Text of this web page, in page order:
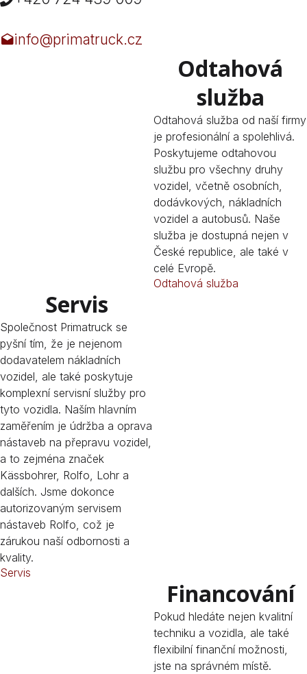
info@primatruck.cz
Odtahová
služba
Odtahová služba od naší firmy
je profesionální a spolehlivá.
Poskytujeme odtahovou
službu pro všechny druhy
vozidel, včetně osobních,
dodávkových, nákladních
vozidel a autobusů. Naše
služba je dostupná nejen v
České republice, ale také v
celé Evropě.
Odtahová služba
Servis
Společnost Primatruck se
pyšní tím, že je nejenom
dodavatelem nákladních
vozidel, ale také poskytuje
komplexní servisní služby pro
tyto vozidla. Naším hlavním
zaměřením je údržba a oprava
nástaveb na přepravu vozidel,
a to zejména značek
Kässbohrer, Rolfo, Lohr a
dalších. Jsme dokonce
autorizovaným servisem
nástaveb Rolfo, což je
zárukou naší odbornosti a
kvality.
Servis
Financování
Pokud hledáte nejen kvalitní
techniku a vozidla, ale také
flexibilní finanční možnosti,
jste na správném místě.